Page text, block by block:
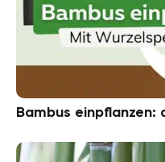
Bambus